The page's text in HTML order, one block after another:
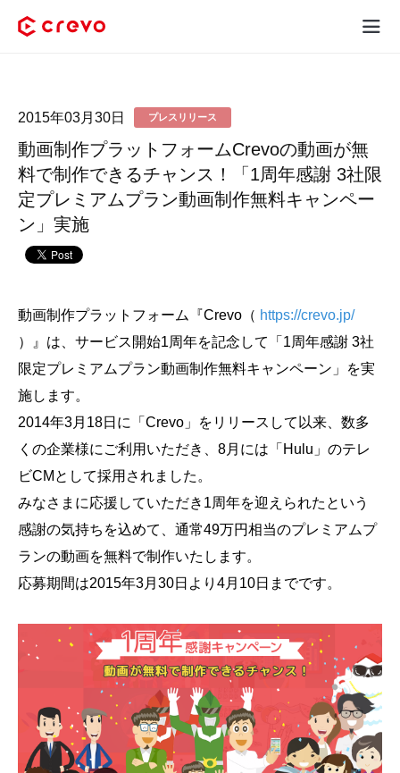
採用コンテンツ制作
サービス
制作実績
料金
お客様の声
お役立ち情報
会社概要
採用情報
- 動画に関するご相談はこちら -
お問合わせ・無料見積もり
資料ダウンロード
動画制作プラットフォームCrevoの動画が無
料で制作できるチャンス！「1周年感謝 3社限
定プレミアムプラン動画制作無料キャンペー
ン」実施
プレスリリース
2015年03月30日
動画制作プラットフォーム『Crevo（ https://crevo.jp/
）』は、サービス開始1周年を記念して「1周年感謝 3社
限定プレミアムプラン動画制作無料キャンペーン」を実
施します。
2014年3月18日に「Crevo」をリリースして以来、数多
くの企業様にご利用いただき、8月には「Hulu」のテレ
ビCMとして採用されました。
みなさまに応援していただき1周年を迎えられたという
感謝の気持ちを込めて、通常49万円相当のプレミアムプ
ランの動画を無料で制作いたします。
応募期間は2015年3月30日より4月10日までです。